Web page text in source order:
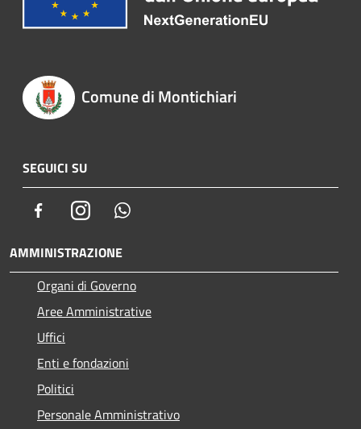
Comune di Montichiari
SEGUICI SU
FacebookInstagram
AMMINISTRAZIONE
Organi di Governo
Aree Amministrative
Uffici
Enti e fondazioni
Politici
Personale Amministrativo